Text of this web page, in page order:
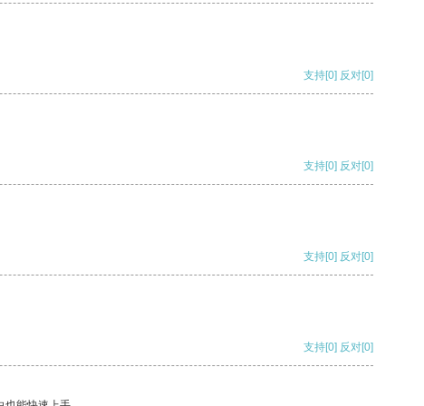
支持[0] 反对[0]
支持[0] 反对[0]
支持[0] 反对[0]
支持[0] 反对[0]